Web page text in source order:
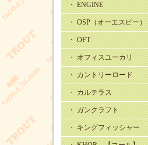
・ ENGINE
・ OSP（オーエスピー）
・ OFT
・ オフィスユーカリ
・ カントリーロード
・ カルテラス
・ ガンクラフト
・ キングフィッシャー